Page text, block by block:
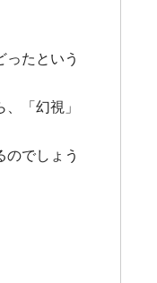
ったという
「幻視」
でしょう